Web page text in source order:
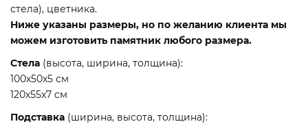
стела), цветника.
Ниже указаны размеры, но по желанию клиента мы
можем изготовить памятник любого размера.
Стела (высота, ширина, толщина):
100х50х5 см
120х55х7 см
Подставка (ширина, высота, толщина):